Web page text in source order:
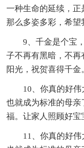
一种生命的延续，
那么多姿多彩，希望
9、千金是个宝
子不再有黑暗，不
阳光，祝贺喜得千金
10、你真的好
也就成为标准的母
福。让家人照顾好宝
11、你真的好